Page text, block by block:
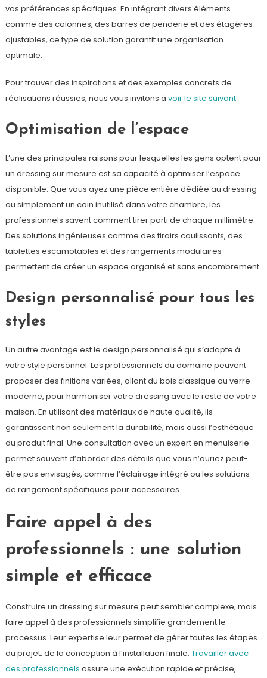
vos préférences spécifiques. En intégrant divers éléments
comme des colonnes, des barres de penderie et des étagères
ajustables, ce type de solution garantit une organisation
optimale.
Pour trouver des inspirations et des exemples concrets de
réalisations réussies, nous vous invitons à voir le site suivant.
Optimisation de l’espace
L’une des principales raisons pour lesquelles les gens optent pour
un dressing sur mesure est sa capacité à optimiser l’espace
disponible. Que vous ayez une pièce entière dédiée au dressing
ou simplement un coin inutilisé dans votre chambre, les
professionnels savent comment tirer parti de chaque millimètre.
Des solutions ingénieuses comme des tiroirs coulissants, des
tablettes escamotables et des rangements modulaires
permettent de créer un espace organisé et sans encombrement.
Design personnalisé pour tous les
styles
Un autre avantage est le design personnalisé qui s’adapte à
votre style personnel. Les professionnels du domaine peuvent
proposer des finitions variées, allant du bois classique au verre
moderne, pour harmoniser votre dressing avec le reste de votre
maison. En utilisant des matériaux de haute qualité, ils
garantissent non seulement la durabilité, mais aussi l’esthétique
du produit final. Une consultation avec un expert en menuiserie
permet souvent d’aborder des détails que vous n’auriez peut-
être pas envisagés, comme l’éclairage intégré ou les solutions
de rangement spécifiques pour accessoires.
Faire appel à des
professionnels : une solution
simple et efficace
Construire un dressing sur mesure peut sembler complexe, mais
faire appel à des professionnels simplifie grandement le
processus. Leur expertise leur permet de gérer toutes les étapes
du projet, de la conception à l’installation finale. Travailler avec
des professionnels assure une exécution rapide et précise,